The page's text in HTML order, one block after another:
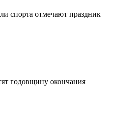
спорта отмечают праздник
годовщину окончания